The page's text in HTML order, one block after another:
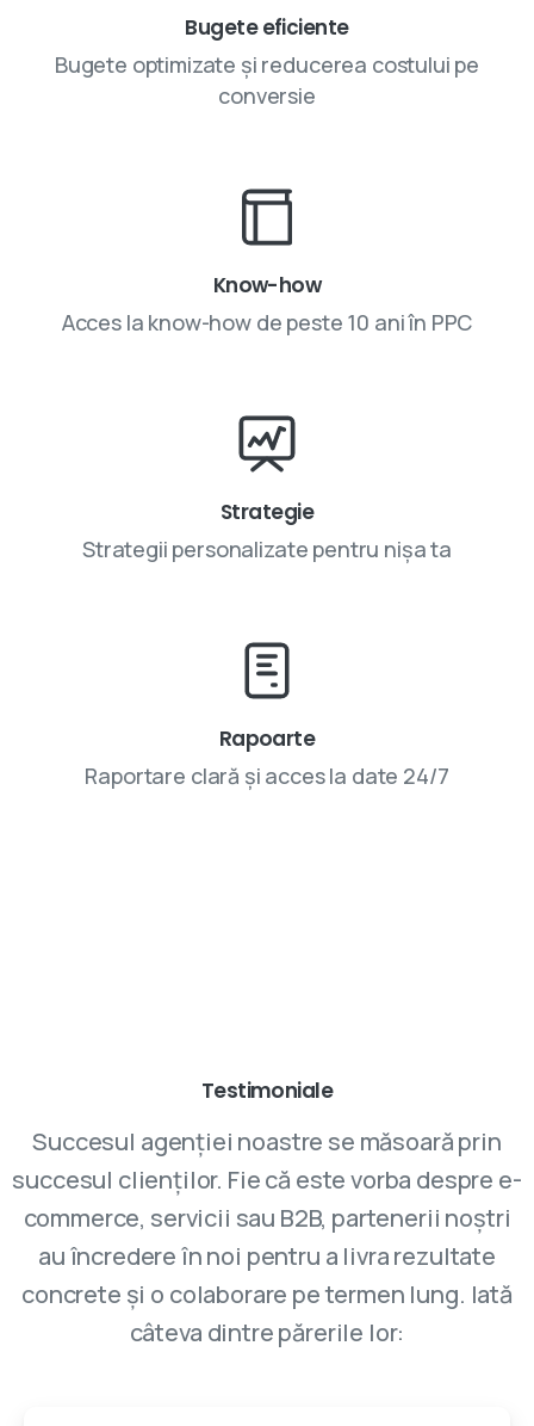
Bugete eficiente
Bugete optimizate și reducerea costului pe
conversie
Know-how
Acces la know-how de peste 10 ani în PPC
Strategie
Strategii personalizate pentru nișa ta
Rapoarte
Raportare clară și acces la date 24/7
Testimoniale
Succesul agenției noastre se măsoară prin
succesul clienților. Fie că este vorba despre e-
commerce, servicii sau B2B, partenerii noștri
au încredere în noi pentru a livra rezultate
concrete și o colaborare pe termen lung. Iată
câteva dintre părerile lor: